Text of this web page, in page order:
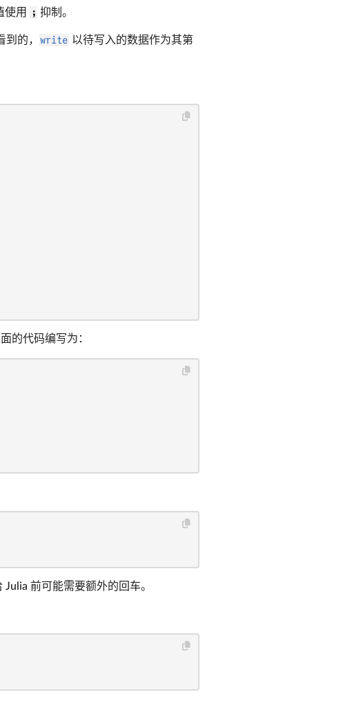
使用 ; 抑制。
的， write 以待写入的数据作为其第
的代码编写为：
前可能需要额外的回车。